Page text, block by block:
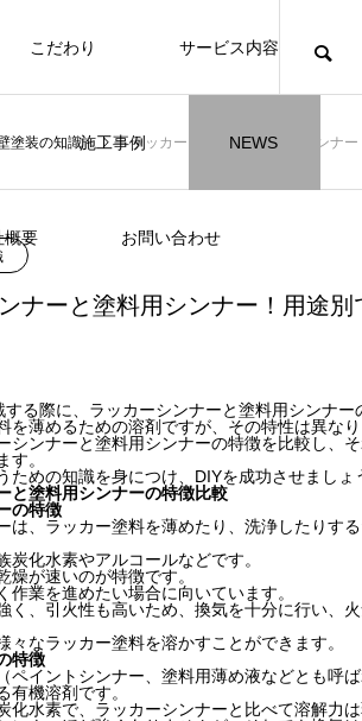
こだわり サービス内容
施工事例 NEWS
概要 お問い合わせ
例になります。
ブログ
お知らせ
【年収
髪型自由
ションを検討する方
画の立て方と相談先
座間市
建物の
405 お客様
ションを検討する方
・会社選びのポイン
火災報
ションを検討する方
画の立て方と相談先
座間市
施工の
手続きのお知らせ
塗装の知識 ラッカーシンナーと塗料用シンナ
ナーと塗料用シンナー！用途
する際に、ラッカーシンナーと塗料用シンナ
を薄めるための溶剤ですが、その特性は異な
シンナーと塗料用シンナーの特徴を比較し、
す。
ための知識を身につけ、DIYを成功させましょ
と塗料用シンナーの特徴比較
の特徴
は、ラッカー塗料を薄めたり、洗浄したりす
炭化水素やアルコールなどです。
燥が速いのが特徴です。
作業を進めたい場合に向いています。
く、引火性も高いため、換気を十分に行い、
々なラッカー塗料を溶かすことができます。
特徴
ペイントシンナー、塗料用薄め液などとも呼
有機溶剤です。
化水素で、ラッカーシンナーと比べて溶解力